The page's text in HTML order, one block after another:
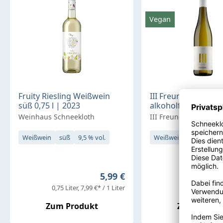
Fruity Riesling Weißwein
süß 0,75 l | 2023
Weinhaus Schneekloth
Weißwein süß 9,5 % vol.
Regulärer Preis:
5,99 €
0,75 Liter 7,99 €* / 1 Liter
Zum Produkt
III Freunde Riesling
alkoholfrei süß
III Freunde
Weißwein süß 0,0
0,75 Liter
Zum
Vegan